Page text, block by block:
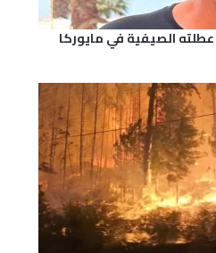
الصيفية في مايوركا